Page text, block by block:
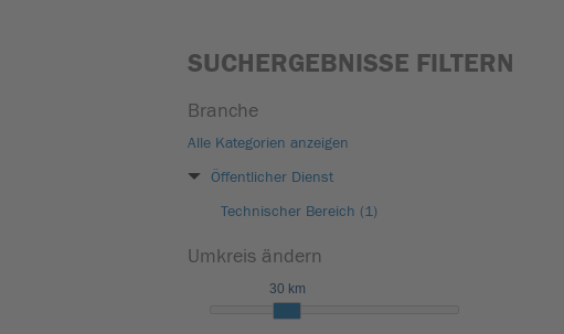
SUCHERGEBNISSE FILTERN
Branche
Alle Kategorien anzeigen
Öffentlicher Dienst
Technischer Bereich (1)
Umkreis ändern
30 km